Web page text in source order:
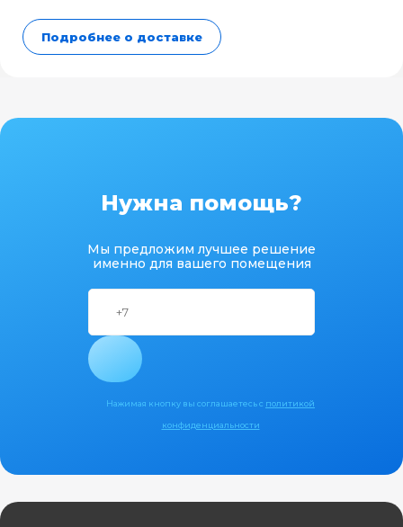
Подробнее о доставке
Нужна помощь?
Мы предложим лучшее решение
именно для вашего помещения
Нажимая кнопку вы соглашаетесь с политикой
конфиденциальности